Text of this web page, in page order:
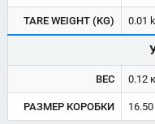
TARE WEIGHT (KG) 0.01
ВЕС 0.12
РАЗМЕР КОРОБКИ